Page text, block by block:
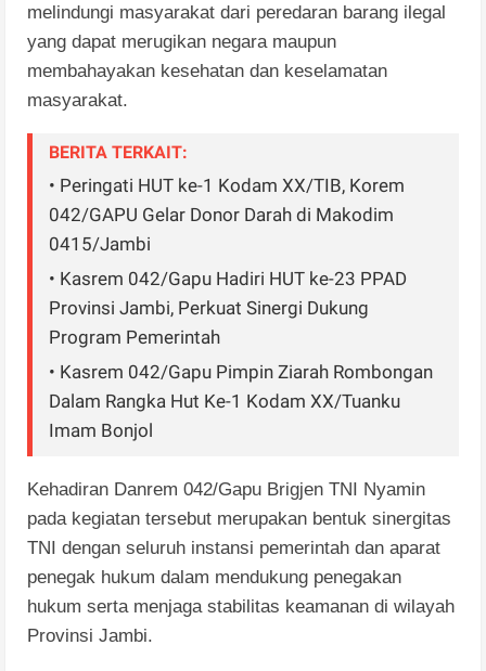
melindungi masyarakat dari peredaran barang ilegal
yang dapat merugikan negara maupun
membahayakan kesehatan dan keselamatan
masyarakat.
BERITA TERKAIT:
• Peringati HUT ke-1 Kodam XX/TIB, Korem
042/GAPU Gelar Donor Darah di Makodim
0415/Jambi
• Kasrem 042/Gapu Hadiri HUT ke-23 PPAD
Provinsi Jambi, Perkuat Sinergi Dukung
Program Pemerintah
• Kasrem 042/Gapu Pimpin Ziarah Rombongan
Dalam Rangka Hut Ke-1 Kodam XX/Tuanku
Imam Bonjol
Kehadiran Danrem 042/Gapu Brigjen TNI Nyamin
pada kegiatan tersebut merupakan bentuk sinergitas
TNI dengan seluruh instansi pemerintah dan aparat
penegak hukum dalam mendukung penegakan
hukum serta menjaga stabilitas keamanan di wilayah
Provinsi Jambi.